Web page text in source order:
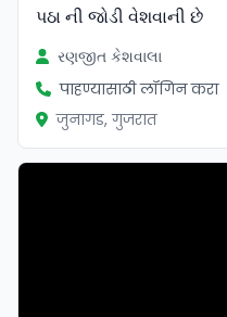
પઠા ની જોડી વેશવાની છે
રણજીત કેશવાલા
पाहण्यासाठी लॉगिन करा
जुनागड, गुजरात